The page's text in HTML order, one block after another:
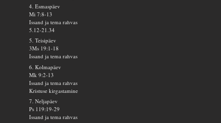
4. Esmaspäev
Mi 7:8-13
Issand ja tema rahvas
5.12-21.34
5. Teisipäev
3Ms 19:1-18
Issand ja tema rahvas
6. Kolmapäev
Mk 9:2-13
Issand ja tema rahvas
Kristuse kirgastamine
7. Neljapäev
Ps 119:19-29
Issand ja tema rahvas